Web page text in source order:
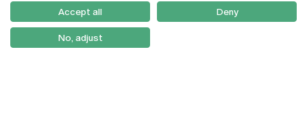
Como Chegar
Newsletter
Accept all Deny
No, adjust